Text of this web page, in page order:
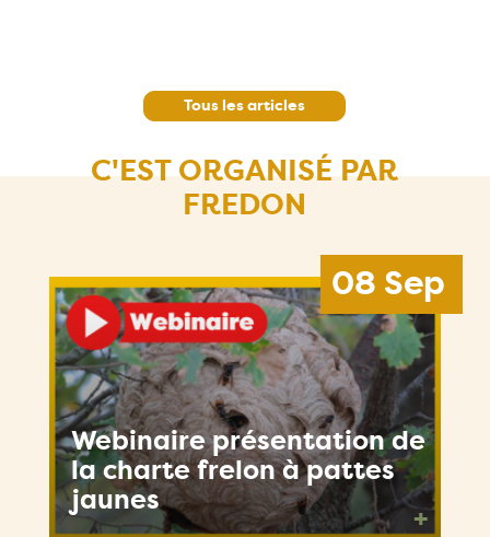
Tous les articles
C'EST ORGANISÉ PAR
FREDON
Webinaire présentation de
la charte frelon à pattes
jaunes
08 Sep
+